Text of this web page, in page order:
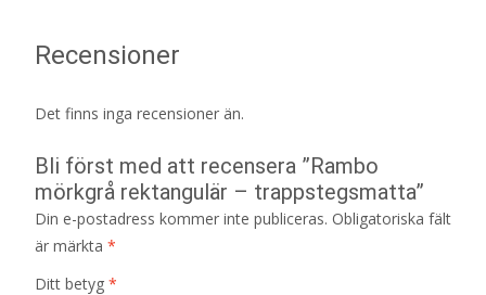
Recensioner
Det finns inga recensioner än.
Bli först med att recensera ”Rambo
mörkgrå rektangulär – trappstegsmatta”
Din e-postadress kommer inte publiceras. Obligatoriska fält
är märkta *
Ditt betyg *